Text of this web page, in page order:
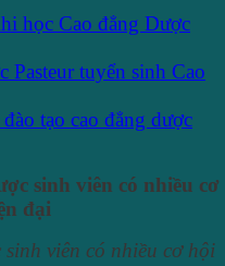
học Cao đẳng Dược
Pasteur tuyển sinh Cao
tạo cao đẳng dược
viên có nhiều cơ hội